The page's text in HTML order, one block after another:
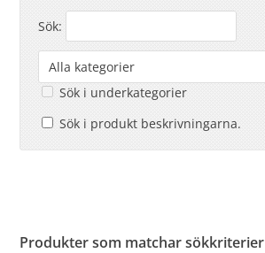
Sök:
Sök i underkategorier
Sök i produkt beskrivningarna.
Produkter som matchar sökkriterier